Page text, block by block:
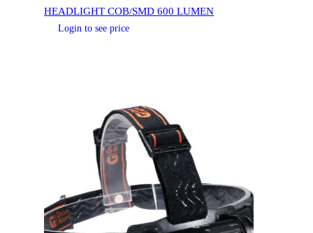
HEADLIGHT COB/SMD 600 LUMEN
Login to see price